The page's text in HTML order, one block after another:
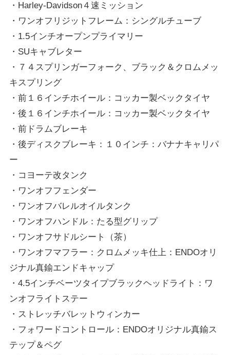
・Harley-Davidson４速ミッション
・ワンオフリジットフレーム：シングルチューブ
・1.5インチオープンプライマリー
・SUキャブレター
・７４スプリンガーフォーク、ブラック＆クロムメッ
キスプリング
・前１６インチホイール：コッカー製ベックタイヤ
・後１６インチホイール：コッカー製ベックタイヤ
・前ドラムブレーキ
・後ディスクブレーキ：１０インチ：バナナキャリパ
ー
・コヨーテ改タンク
・ワンオフフェンダー
・ワンオフバレルオイルタンク
・ワンオフハンドル：たる型グリップ
・ワンオフサドルシート（茶）
・ワンオフマフラー：クロムメッキ仕上：ENDOオリ
ジナル真鍮エンドキャップ
・4.5インチベーツタイプブラックヘッドライト：ワ
ンオフライトステー
・ストレッチバレットウィンカー
・フォワードコントロール：ENDOオリジナル真鍮ス
テップ＆ペグ